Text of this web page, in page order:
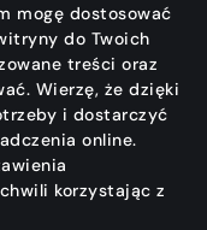
mogę dostosować
do Twoich
treści oraz
Wierzę, że dzięki
i dostarczyć
online.
korzystając z
swoje
i